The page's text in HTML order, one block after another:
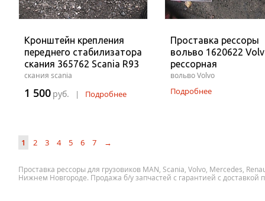
Кронштейн крепления
переднего стабилизатора
скания 365762 Scania R93
скания scania
1 500 руб. | Подробнее
Проставка рессоры
вольво 1620622
рессорная
вольво Volvo
Подробнее
1 2 3 4 5 6 7 →
Проставка рессоры для грузовиков MAN, Scania, Volvo, Mercedes,
Нижнем Новгороде. Продажа б/у запчастей с гарантией с доставкой